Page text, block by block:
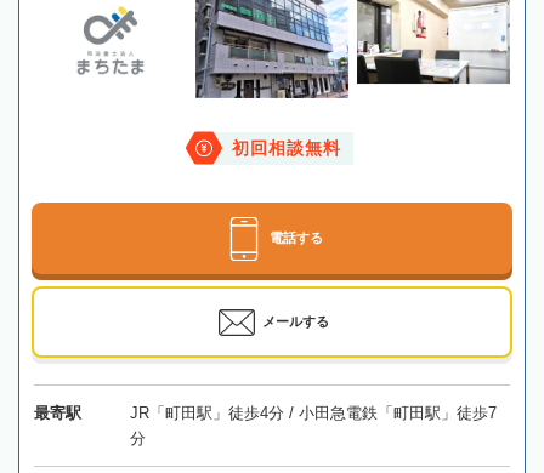
初回相談無料
電話する
メールする
最寄駅
JR「町田駅」徒歩4分 / 小田急電鉄「町田駅」徒歩7
分